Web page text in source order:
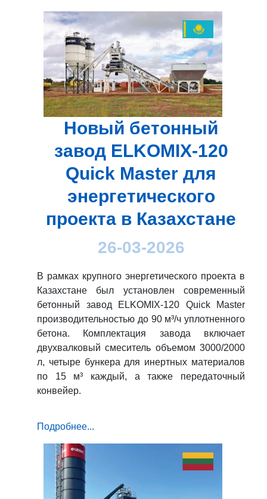
Новый бетонный
завод ELKOMIX-120
Quick Master для
энергетического
проекта в Казахстане
26-03-2026
В рамках крупного энергетического проекта в
Казахстане был установлен современный
бетонный завод ELKOMIX-120 Quick Master
производительностью до 90 м³/ч уплотненного
бетона. Комплектация завода включает
двухвалковый смеситель объемом 3000/2000
л, четыре бункера для инертных материалов
по 15 м³ каждый, а также передаточный
конвейер.
Подробнее...